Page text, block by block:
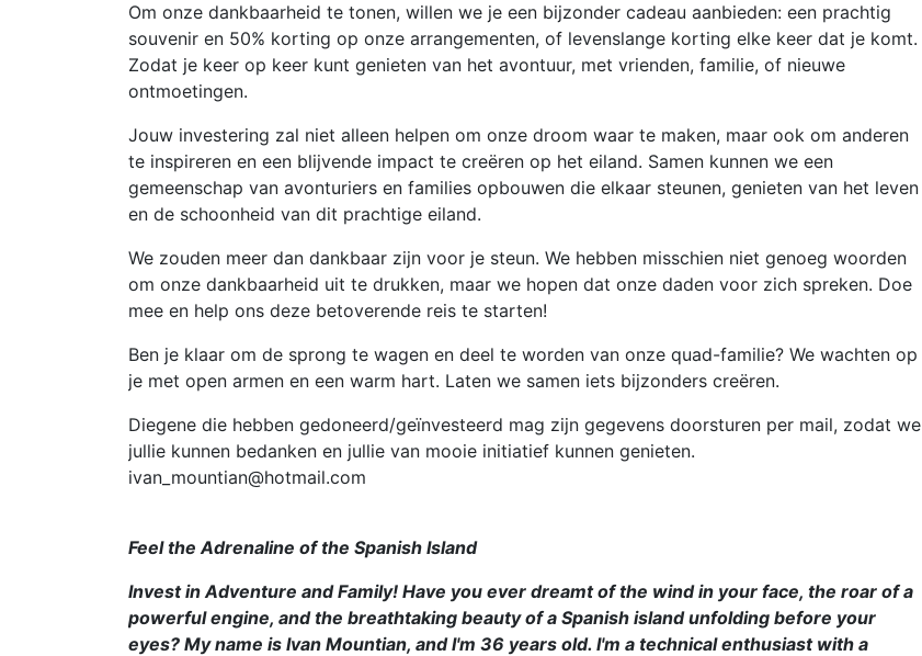
Om onze dankbaarheid te tonen, willen we je een bijzonder cadeau aanbieden: een prachtig
souvenir en 50% korting op onze arrangementen, of levenslange korting elke keer dat je komt.
Zodat je keer op keer kunt genieten van het avontuur, met vrienden, familie, of nieuwe
ontmoetingen.
Jouw investering zal niet alleen helpen om onze droom waar te maken, maar ook om anderen
te inspireren en een blijvende impact te creëren op het eiland. Samen kunnen we een
gemeenschap van avonturiers en families opbouwen die elkaar steunen, genieten van het leven
en de schoonheid van dit prachtige eiland.
We zouden meer dan dankbaar zijn voor je steun. We hebben misschien niet genoeg woorden
om onze dankbaarheid uit te drukken, maar we hopen dat onze daden voor zich spreken. Doe
mee en help ons deze betoverende reis te starten!
Ben je klaar om de sprong te wagen en deel te worden van onze quad-familie? We wachten op
je met open armen en een warm hart. Laten we samen iets bijzonders creëren.
Diegene die hebben gedoneerd/geïnvesteerd mag zijn gegevens doorsturen per mail, zodat we
jullie kunnen bedanken en jullie van mooie initiatief kunnen genieten.
ivan_mountian@hotmail.com
Feel the Adrenaline of the Spanish Island
Invest in Adventure and Family! Have you ever dreamt of the wind in your face, the roar of a
powerful engine, and the breathtaking beauty of a Spanish island unfolding before your
eyes? My name is Ivan Mountian, and I'm 36 years old. I'm a technical enthusiast with a